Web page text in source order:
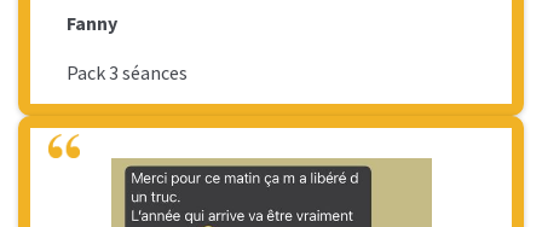
Fanny
Pack 3 séances